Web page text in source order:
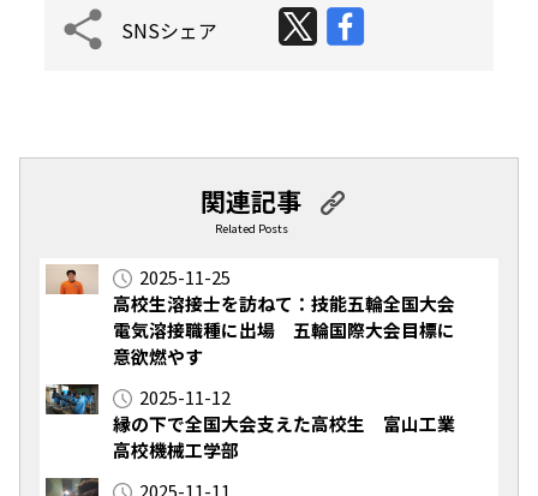
SNSシェア
関連記事
Related Posts
2025-11-25
高校生溶接士を訪ねて：技能五輪全国大会
電気溶接職種に出場 五輪国際大会目標に
意欲燃やす
2025-11-12
縁の下で全国大会支えた高校生 富山工業
高校機械工学部
2025-11-11